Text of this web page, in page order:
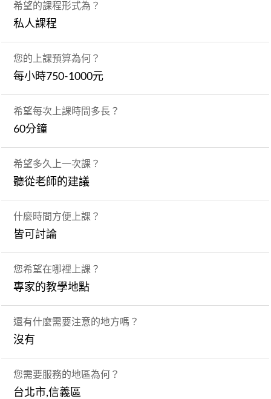
希望的課程形式為？
私人課程
您的上課預算為何？
每小時750-1000元
希望每次上課時間多長？
60分鐘
希望多久上一次課？
聽從老師的建議
什麼時間方便上課？
皆可討論
您希望在哪裡上課？
專家的教學地點
還有什麼需要注意的地方嗎？
沒有
您需要服務的地區為何？
台北市,信義區